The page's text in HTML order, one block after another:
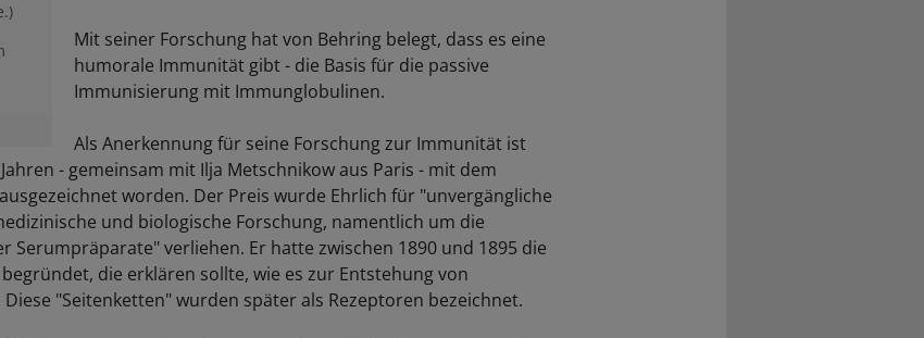
Mit seiner Forschung hat von Behring belegt, dass es eine
humorale Immunität gibt - die Basis für die passive
Immunisierung mit Immunglobulinen.
Als Anerkennung für seine Forschung zur Immunität ist
- gemeinsam mit Ilja Metschnikow aus Paris - mit dem
worden. Der Preis wurde Ehrlich für "unvergängliche
und biologische Forschung, namentlich um die
Serumpräparate" verliehen. Er hatte zwischen 1890 und 1895 die
die erklären sollte, wie es zur Entstehung von
"Seitenketten" wurden später als Rezeptoren bezeichnet.